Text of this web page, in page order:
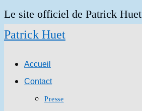
Skip
to
Le site officiel de Patrick Huet
Patrick Huet
Accueil
Contact
Presse